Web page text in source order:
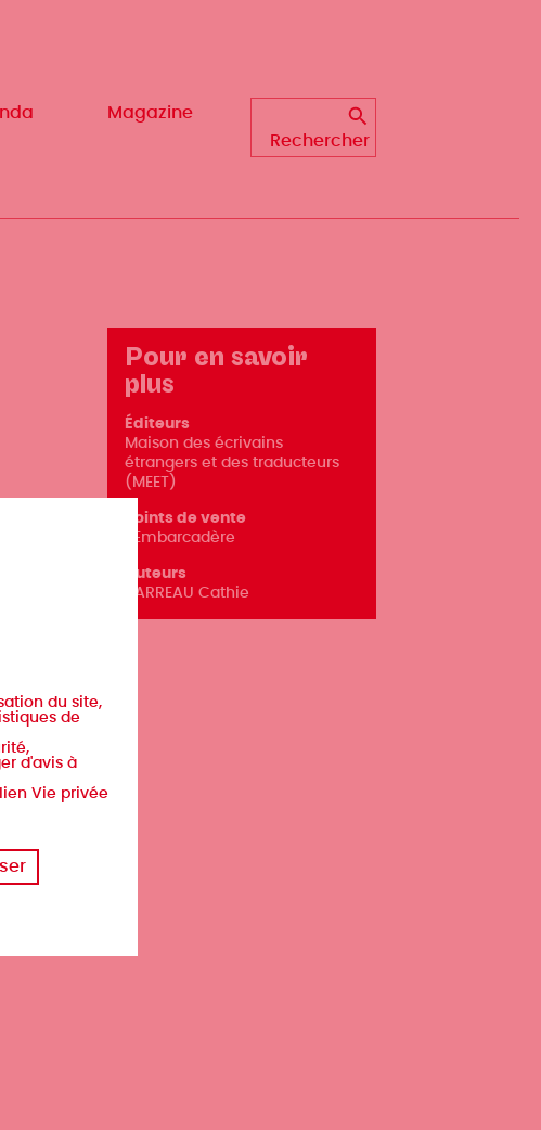
Magazine
Rechercher
Magazine
Rechercher
Pour en savoir
plus
Éditeurs
Maison des écrivains
étrangers et des traducteurs
(MEET)
Points de vente
L'Embarcadère
Auteurs
BARREAU Cathie
du site,
de
d'avis à
Vie privée